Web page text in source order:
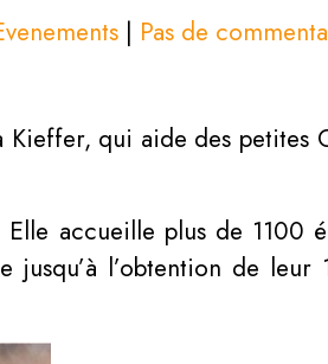
| Pas de
qui aide des petites
accueille plus de 1100
jusqu’à l’obtention de